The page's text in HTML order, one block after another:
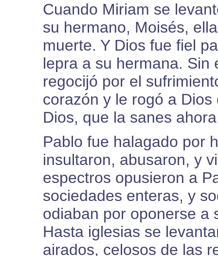
Cuando Miriam se
su hermano, Moisés,
muerte. Y Dios fue fiel
lepra a su hermana. Sin
regocijó por el
corazón y le rogó a Dios
Dios, que la sanes
Pablo fue halagado por
insultaron, abusaron, y
espectros opusieron a
sociedades enteras, y
odiaban por oponerse a
Hasta iglesias se
airados, celosos de las